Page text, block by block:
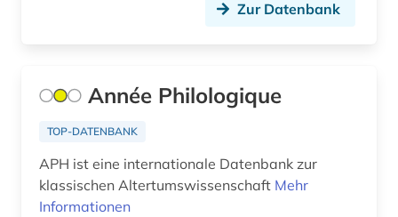
inschriften (1)
interaktion (1)
internetressourcen (1)
islamische studien (1)
Zur Datenbank
Année Philologique
TOP-DATENBANK
APH ist eine internationale Datenbank zur
klassischen Altertumswissenschaft Mehr
Informationen